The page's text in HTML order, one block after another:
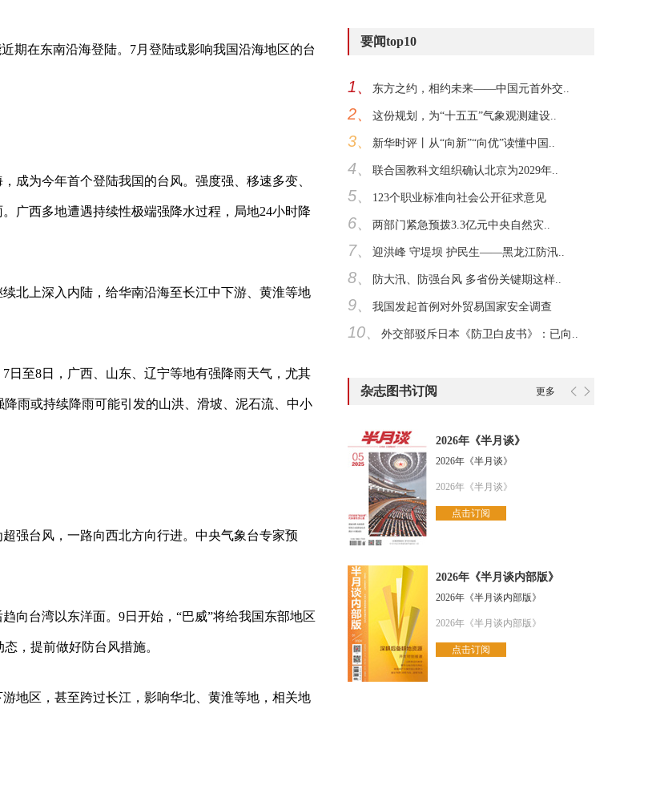
期在东南沿海登陆。7月登陆或影响我国沿海地区的台
成为今年首个登陆我国的台风。强度强、移速多变、
广西多地遭遇持续性极端强降水过程，局地24小时降
北上深入内陆，给华南沿海至长江中下游、黄淮等地
日至8日，广西、山东、辽宁等地有强降雨天气，尤其
雨或持续降雨可能引发的山洪、滑坡、泥石流、中小
强台风，一路向西北方向行进。中央气象台专家预
向台湾以东洋面。9日开始，“巴威”将给我国东部地区
，提前做好防台风措施。
地区，甚至跨过长江，影响华北、黄淮等地，相关地
要闻top10
1、 东方之约，相约未来——中国元首外交..
2、 这份规划，为“十五五”气象观测建设..
3、 新华时评丨从“向新”“向优”读懂中国..
4、 联合国教科文组织确认北京为2029年..
5、 123个职业标准向社会公开征求意见
6、 两部门紧急预拨3.3亿元中央自然灾..
7、 迎洪峰 守堤坝 护民生——黑龙江防汛..
8、 防大汛、防强台风 多省份关键期这样..
9、 我国发起首例对外贸易国家安全调查
10、 外交部驳斥日本《防卫白皮书》：已向..
杂志图书订阅 更多
2026年《半月谈》
2026年《半月谈》
2026年《半月谈》
点击订阅
2026年《半月谈内部版》
2026年《半月谈内部版》
2026年《半月谈内部版》
点击订阅